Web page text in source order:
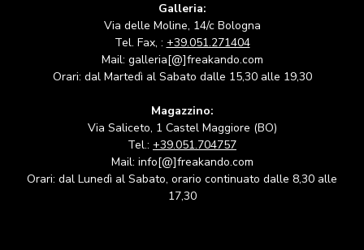
Galleria:
Via delle Moline, 14/c Bologna
Tel. Fax, : +39.051.271404
Mail: galleria[@]freakando.com
Orari: dal Martedì al Sabato dalle 15,30 alle 19,30
Magazzino:
Via Saliceto, 1 Castel Maggiore (BO)
Tel.: +39.051.704757
Mail: info[@]freakando.com
Orari: dal Lunedì al Sabato, orario continuato dalle 8,30 alle
17,30